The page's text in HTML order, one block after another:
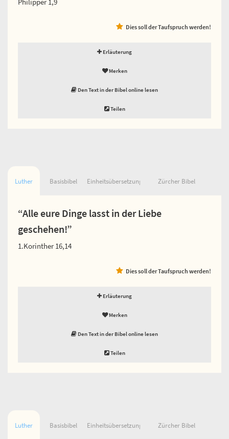
Dies soll der Taufspruch werden!
Erläuterung
Merken
Den Text in der Bibel online lesen
Teilen
Luther Basisbibel Einheitsübersetzung Zürcher Bibel
“Alle eure Dinge lasst in der Liebe
geschehen!”
1.Korinther 16,14
Dies soll der Taufspruch werden!
Erläuterung
Merken
Den Text in der Bibel online lesen
Teilen
Luther Basisbibel Einheitsübersetzung Zürcher Bibel